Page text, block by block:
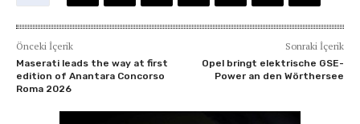
Önceki İçerik
Maserati leads the way at first
edition of Anantara Concorso
Roma 2026
Sonraki İçerik
Opel bringt elektrische GSE-
Power an den Wörthersee